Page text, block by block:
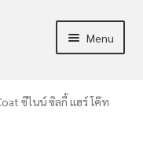
Menu
ซีไนน์ ซิลกี้ แฮร์ โค๊ท